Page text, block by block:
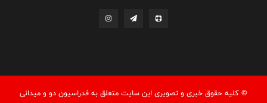
© کليه حقوق خبری و تصويری اين سايت متعلق به فدراسيون دو و میدانی